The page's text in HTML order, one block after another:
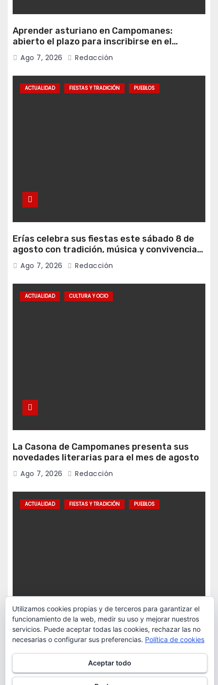
Aprender asturiano en Campomanes:
abierto el plazo para inscribirse en el
programa Falamos
Ago 7, 2026 Redacción
ACTUALIDAD FIESTAS Y TRADICIÓN PUEBLOS
Erías celebra sus fiestas este sábado 8 de
agosto con tradición, música y convivencia
vecinal
Ago 7, 2026 Redacción
ACTUALIDAD CULTURA Y OCIO
La Casona de Campomanes presenta sus
novedades literarias para el mes de agosto
Ago 7, 2026 Redacción
ACTUALIDAD FIESTAS Y TRADICIÓN PUEBLOS
Xomezana Baxo celebrará las Fiestas de la
Escanda los días 22 y 23 de agosto
Redacción
Utilizamos cookies propias y de terceros para garantizar el
funcionamiento de la web, medir su uso y mejorar nuestros
servicios. Puede aceptar todas las cookies, rechazar las no
necesarias o configurar sus preferencias. Política de cookies
Aceptar todo